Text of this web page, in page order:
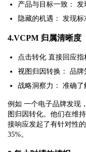
产品与目标一致：
发
隐藏的机遇：
发现标
4.VCPM 归属清晰度
点击转化 直接回应指
视图归因转换：
品牌
战略洞察力：
准确了
例如 一个电子品牌发现
图归因转化。他们在维
接响应发起了有针对性
35%。